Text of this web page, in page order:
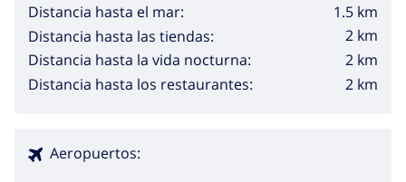
Distancia hasta el mar:
1.5 km
Distancia hasta las tiendas:
2 km
Distancia hasta la vida nocturna:
2 km
Distancia hasta los restaurantes:
2 km
Aeropuertos: